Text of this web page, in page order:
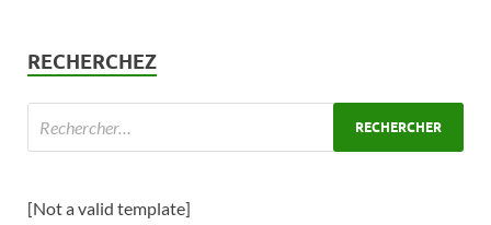
RECHERCHEZ
[Not a valid template]